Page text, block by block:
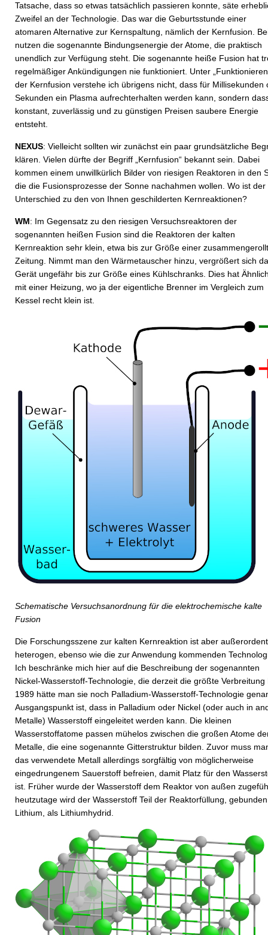
Tatsache, dass so etwas tatsächlich passieren konnte, säte
Zweifel an der Technologie. Das war die Geburtsstunde einer
atomaren Alternative zur Kernspaltung, nämlich der Kernfusion.
nutzen die sogenannte Bindungsenergie der Atome, die praktisch
unendlich zur Verfügung steht. Die sogenannte heiße Fusion hat
regelmäßiger Ankündigungen nie funktioniert. Unter
der Kernfusion verstehe ich übrigens nicht, dass für Millisekunden
Sekunden ein Plasma aufrechterhalten werden kann, sondern
konstant, zuverlässig und zu günstigen Preisen saubere Energie
entsteht.
NEXUS: Vielleicht sollten wir zunächst ein paar grundsätzliche
klären. Vielen dürfte der Begriff „Kernfusion“ bekannt sein. Dabei
kommen einem unwillkürlich Bilder von riesigen Reaktoren in den
die die Fusionsprozesse der Sonne nachahmen wollen. Wo ist der
Unterschied zu den von Ihnen geschilderten Kernreaktionen?
WM: Im Gegensatz zu den riesigen Versuchsreaktoren der
sogenannten heißen Fusion sind die Reaktoren der kalten
Kernreaktion sehr klein, etwa bis zur Größe einer
Zeitung. Nimmt man den Wärmetauscher hinzu, vergrößert sich
Gerät ungefähr bis zur Größe eines Kühlschranks. Dies hat
mit einer Heizung, wo ja der eigentliche Brenner im Vergleich zum
Kessel recht klein ist.
Schematische Versuchsanordnung für die elektrochemische kalte
Fusion
Die Forschungsszene zur kalten Kernreaktion ist aber
heterogen, ebenso wie die zur Anwendung kommenden
Ich beschränke mich hier auf die Beschreibung der sogenannten
Nickel-Wasserstoff-Technologie, die derzeit die größte Verbreitung
1989 hätte man sie noch Palladium-Wasserstoff-Technologie
Ausgangspunkt ist, dass in Palladium oder Nickel (oder auch in
Metalle) Wasserstoff eingeleitet werden kann. Die kleinen
Wasserstoffatome passen mühelos zwischen die großen Atome
Metalle, die eine sogenannte Gitterstruktur bilden. Zuvor muss
das verwendete Metall allerdings sorgfältig von möglicherweise
eingedrungenem Sauerstoff befreien, damit Platz für den
ist. Früher wurde der Wasserstoff dem Reaktor von außen
heutzutage wird der Wasserstoff Teil der Reaktorfüllung,
Lithium, als Lithiumhydrid.